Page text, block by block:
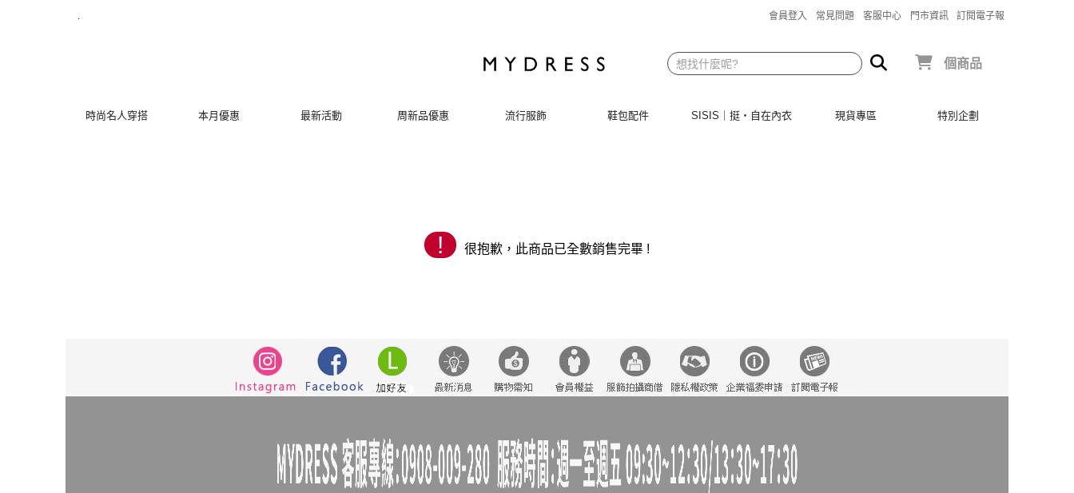
. 會員登入 常見問題 客服中心 門市資訊 訂閱電子報
個商品
時尚名人穿搭 本月優惠 最新活動 周新品優惠 流行服飾 鞋包配件 SISIS｜挺‧自在內衣 現貨專區 特別企劃
! 很抱歉，此商品已全數銷售完畢 !